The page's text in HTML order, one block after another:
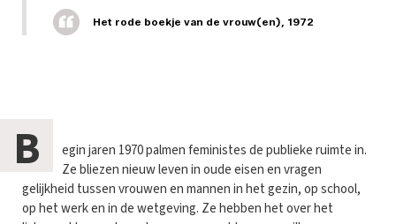
Het rode boekje van de vrouw(en), 1972
B
egin jaren 1970 palmen feministes de publieke ruimte in.
Ze bliezen nieuw leven in oude eisen en vragen
gelijkheid tussen vrouwen en mannen in het gezin, op school,
op het werk en in de wetgeving. Ze hebben het over het